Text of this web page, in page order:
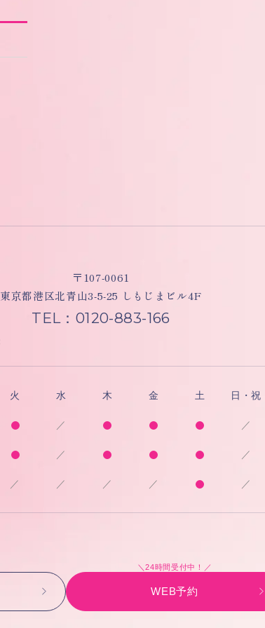
〒107-0061
東京都港区北青山3-5-25 しもじまビル4F
TEL：0120-883-166
火 水 木 金 土 日・祝
／ ／
／ ／
／ ／ ／ ／ ／
＼24時間受付中！／
WEB予約